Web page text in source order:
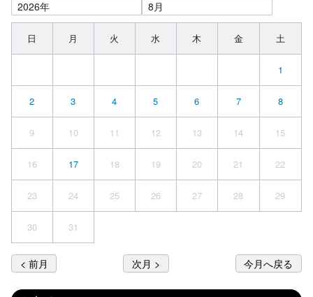
日 月 火 水 木 金 土
1
2 3 4 5 6 7 8
9 10 11 12 13 14 15
16 17 18 19 20 21 22
23 24 25 26 27 28 29
30 31
< 前月 次月 > 今月へ戻る